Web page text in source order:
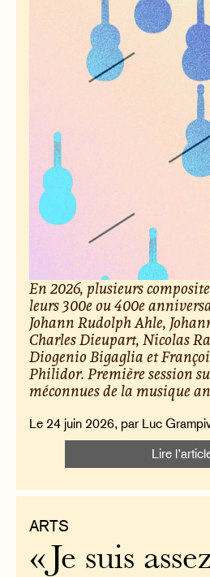
En 2026, plusieurs
leurs 300e ou 400e
Johann Rudolph Ahle,
Charles Dieupart, Nicolas
Diogenio Bigaglia et
Philidor. Première session
méconnues de la musique
Le 24 juin 2026, par Luc
Lire
ARTS
« Je suis